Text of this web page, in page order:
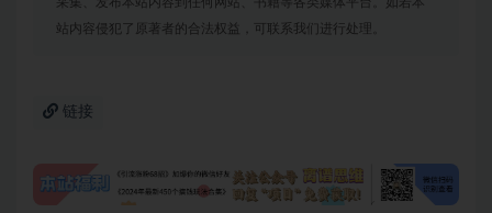
站内容侵犯了原著者的合法权益，可联系我们进行处理。
链接